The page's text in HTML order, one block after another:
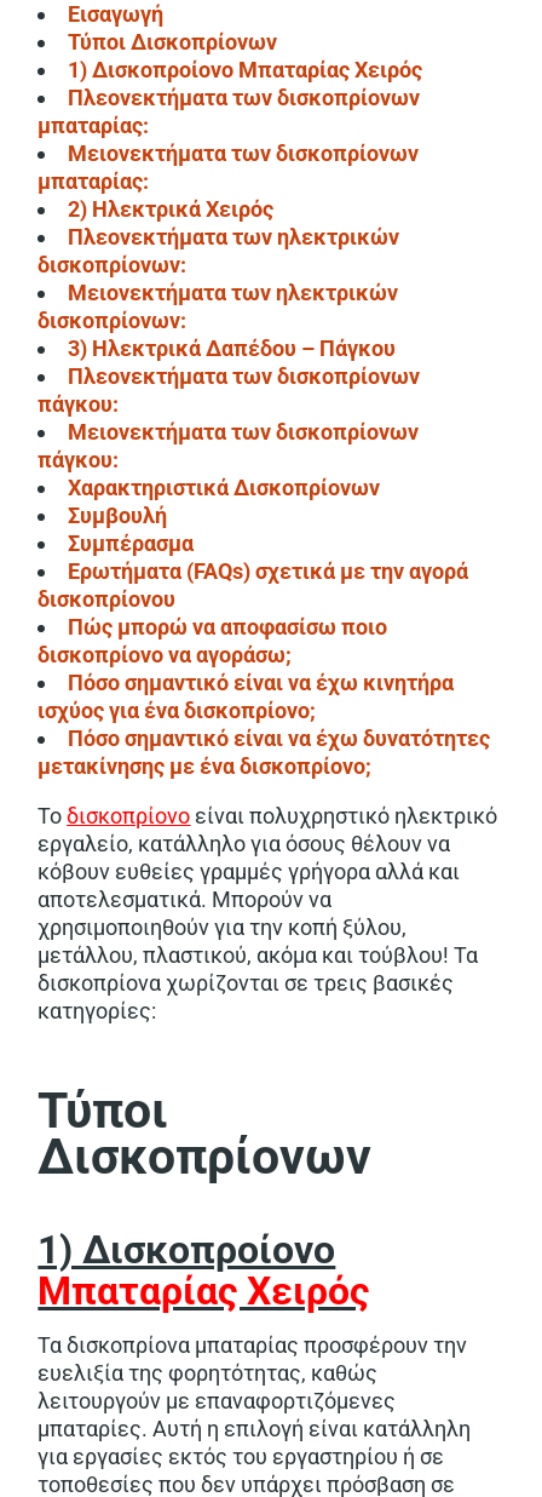
Εισαγωγή
Τύποι Δισκοπρίονων
1) Δισκοπροίονο Μπαταρίας Χειρός
Πλεονεκτήματα των δισκοπρίονων
μπαταρίας:
Μειονεκτήματα των δισκοπρίονων
μπαταρίας:
2) Ηλεκτρικά Χειρός
Πλεονεκτήματα των ηλεκτρικών
δισκοπρίονων:
Μειονεκτήματα των ηλεκτρικών
δισκοπρίονων:
3) Ηλεκτρικά Δαπέδου – Πάγκου
Πλεονεκτήματα των δισκοπρίονων
πάγκου:
Μειονεκτήματα των δισκοπρίονων
πάγκου:
Χαρακτηριστικά Δισκοπρίονων
Συμβουλή
Συμπέρασμα
Ερωτήματα (FAQs) σχετικά με την αγορά
δισκοπρίονου
Πώς μπορώ να αποφασίσω ποιο
δισκοπρίονο να αγοράσω;
Πόσο σημαντικό είναι να έχω κινητήρα
ισχύος για ένα δισκοπρίονο;
Πόσο σημαντικό είναι να έχω δυνατότητες
μετακίνησης με ένα δισκοπρίονο;
Τοδισκοπρίονο είναι πολυχρηστικό ηλεκτρικό
εργαλείο, κατάλληλο για όσους θέλουν να
κόβουν ευθείες γραμμές γρήγορα αλλά και
αποτελεσματικά. Μπορούν να
χρησιμοποιηθούν για την κοπή ξύλου,
μετάλλου, πλαστικού, ακόμα και τούβλου! Τα
δισκοπρίονα χωρίζονται σε τρεις βασικές
κατηγορίες:
Τύποι
Δισκοπρίονων
1) Δισκοπροίονο
Μπαταρίας Χειρός
Τα δισκοπρίονα μπαταρίας προσφέρουν την
ευελιξία της φορητότητας, καθώς
λειτουργούν με επαναφορτιζόμενες
μπαταρίες. Αυτή η επιλογή είναι κατάλληλη
για εργασίες εκτός του εργαστηρίου ή σε
τοποθεσίες που δεν υπάρχει πρόσβαση σε